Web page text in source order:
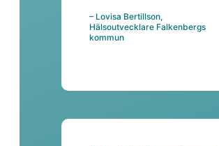
– Lovisa Bertillson,
Hälsoutvecklare Falkenbergs
kommun